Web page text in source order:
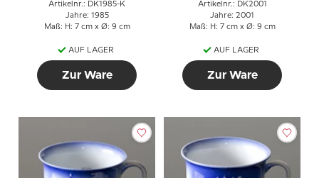
Artikelnr.: DK1985-K
Jahre: 1985
Maß: H: 7 cm x Ø: 9 cm
AUF LAGER
Zur Ware
Artikelnr.: DK2001
Jahre: 2001
Maß: H: 7 cm x Ø: 9 cm
AUF LAGER
Zur Ware